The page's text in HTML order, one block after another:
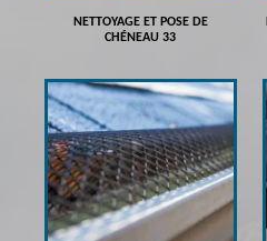
NETTOYAGE ET POSE DE
CHÉNEAU 33